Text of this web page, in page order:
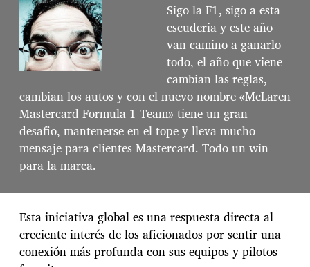
r
d
e
l
e
n
l
a
e
x
Sigo la F1, sigo a esta
escuderia y este año
van camino a ganarlo
todo, el año que viene
cambian las reglas,
cambian los autos y con el nuevo nombre «McLaren
Mastercard Formula 1 Team» tiene un gran
desafio, mantenerse en el tope y lleva mucho
mensaje para clientes Mastercard. Todo un win
para la marca.
Esta iniciativa global es una respuesta directa al
creciente interés de los aficionados por sentir una
conexión más profunda con sus equipos y pilotos